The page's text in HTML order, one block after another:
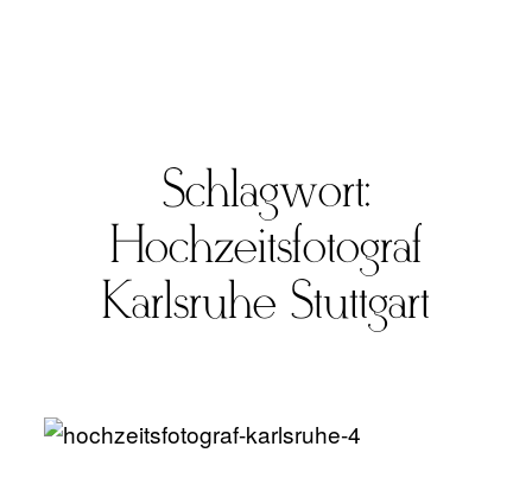
FOTO
VIDEO
Schlagwort:
Hochzeitsfotograf
Karlsruhe Stuttgart